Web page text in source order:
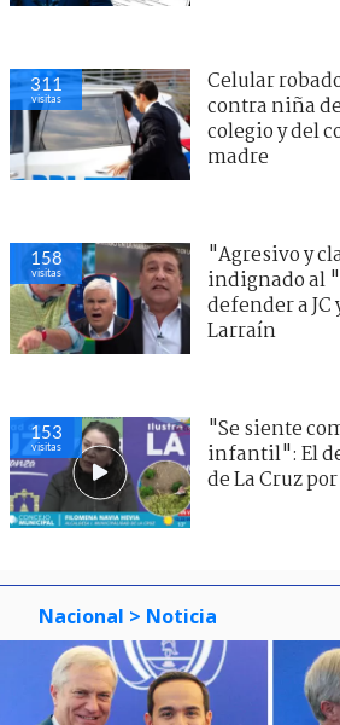
311
visitas
Celular
contra niña
colegio y del
madre
158
visitas
"Agresivo y
indignado al
defender a
Larraín
153
visitas
"Se siente
infantil": El
de La Cruz
Nacional > Noticia